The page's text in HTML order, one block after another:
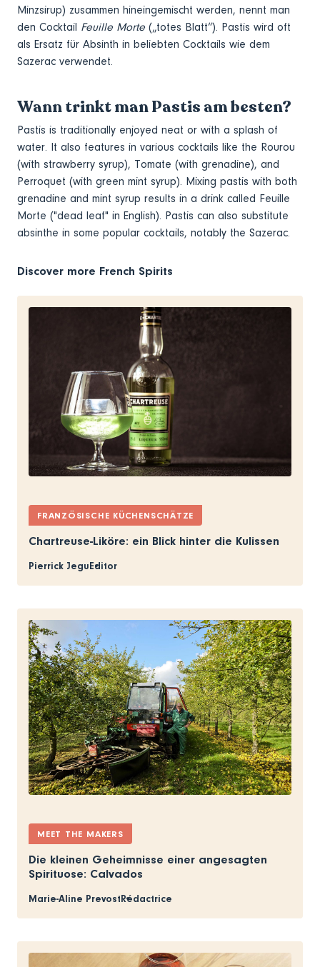
Minzsirup) zusammen hineingemischt werden, nennt man
den Cocktail Feuille Morte („totes Blatt“). Pastis wird oft
als Ersatz für Absinth in beliebten Cocktails wie dem
Sazerac verwendet.
Wann trinkt man Pastis am besten?
Pastis is traditionally enjoyed neat or with a splash of
water. It also features in various cocktails like the Rourou
(with strawberry syrup), Tomate (with grenadine), and
Perroquet (with green mint syrup). Mixing pastis with both
grenadine and mint syrup results in a drink called Feuille
Morte ("dead leaf" in English). Pastis can also substitute
absinthe in some popular cocktails, notably the Sazerac.
Discover more French Spirits
FRANZÖSISCHE KÜCHENSCHÄTZE
Chartreuse-Liköre: ein Blick hinter die Kulissen
Pierrick JeguEditor
MEET THE MAKERS
Die kleinen Geheimnisse einer angesagten
Spirituose: Calvados
Marie-Aline PrevostRédactrice